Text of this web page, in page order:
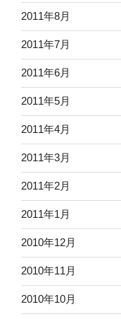
2011年8月
2011年7月
2011年6月
2011年5月
2011年4月
2011年3月
2011年2月
2011年1月
2010年12月
2010年11月
2010年10月